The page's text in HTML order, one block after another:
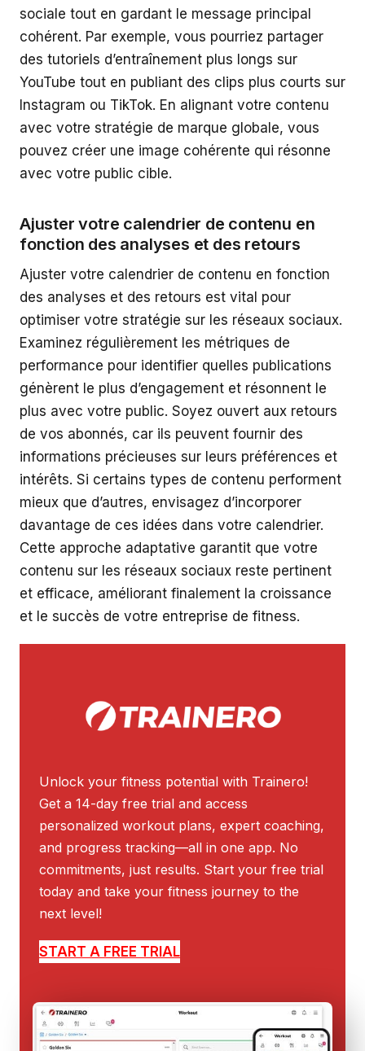
sociale tout en gardant le message principal
cohérent. Par exemple, vous pourriez partager
des tutoriels d’entraînement plus longs sur
YouTube tout en publiant des clips plus courts sur
Instagram ou TikTok. En alignant votre contenu
avec votre stratégie de marque globale, vous
pouvez créer une image cohérente qui résonne
avec votre public cible.
Ajuster votre calendrier de contenu en
fonction des analyses et des retours
Ajuster votre calendrier de contenu en fonction
des analyses et des retours est vital pour
optimiser votre stratégie sur les réseaux sociaux.
Examinez régulièrement les métriques de
performance pour identifier quelles publications
génèrent le plus d’engagement et résonnent le
plus avec votre public. Soyez ouvert aux retours
de vos abonnés, car ils peuvent fournir des
informations précieuses sur leurs préférences et
intérêts. Si certains types de contenu performent
mieux que d’autres, envisagez d’incorporer
davantage de ces idées dans votre calendrier.
Cette approche adaptative garantit que votre
contenu sur les réseaux sociaux reste pertinent
et efficace, améliorant finalement la croissance
et le succès de votre entreprise de fitness.
Unlock your fitness potential with Trainero!
Get a 14-day free trial and access
personalized workout plans, expert coaching,
and progress tracking—all in one app. No
commitments, just results. Start your free trial
today and take your fitness journey to the
next level!
START A FREE TRIAL